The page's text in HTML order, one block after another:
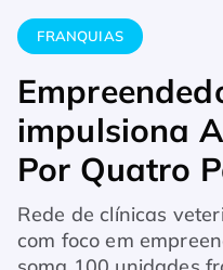
Home Franquias
FRANQUIAS
impulsiona
Por Quatro
Rede de clínicas
com foco em